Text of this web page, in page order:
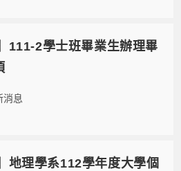
111-2學士班畢業生辦理畢
消息
地理學系112學年度大學個